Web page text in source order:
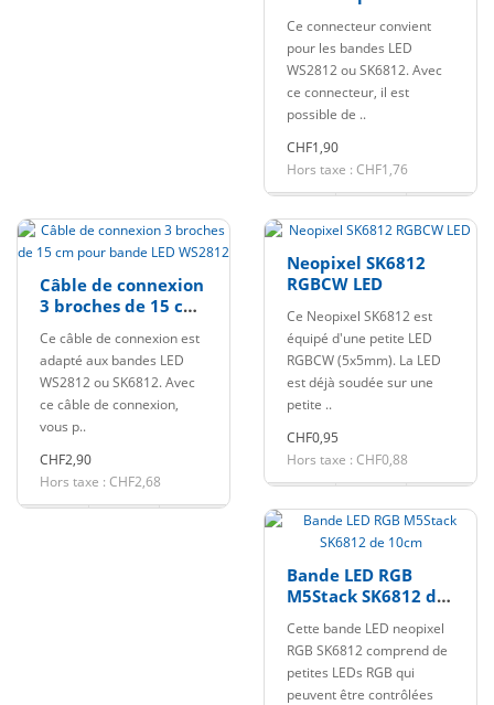
Ce connecteur convient
pour les bandes LED
WS2812 ou SK6812. Avec
ce connecteur, il est
possible de ..
CHF1,90
Hors taxe : CHF1,76
Câble de connexion
3 broches de 15 cm
WS2812
Ce câble de connexion est
adapté aux bandes LED
WS2812 ou SK6812. Avec
ce câble de connexion,
vous p..
CHF2,90
Hors taxe : CHF2,68
Neopixel SK6812
RGBCW LED
Ce Neopixel SK6812 est
équipé d'une petite LED
RGBCW (5x5mm). La LED
est déjà soudée sur une
petite ..
CHF0,95
Hors taxe : CHF0,88
Bande LED RGB
M5Stack SK6812 de
Cette bande LED neopixel
RGB SK6812 comprend de
petites LEDs RGB qui
peuvent être contrôlées